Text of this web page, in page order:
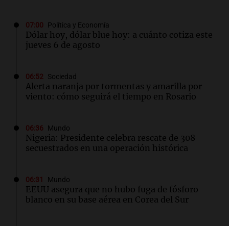
07:00 Política y Economía
Dólar hoy, dólar blue hoy: a cuánto cotiza este
jueves 6 de agosto
06:52 Sociedad
Alerta naranja por tormentas y amarilla por
viento: cómo seguirá el tiempo en Rosario
06:36 Mundo
Nigeria: Presidente celebra rescate de 308
secuestrados en una operación histórica
06:31 Mundo
EEUU asegura que no hubo fuga de fósforo
blanco en su base aérea en Corea del Sur